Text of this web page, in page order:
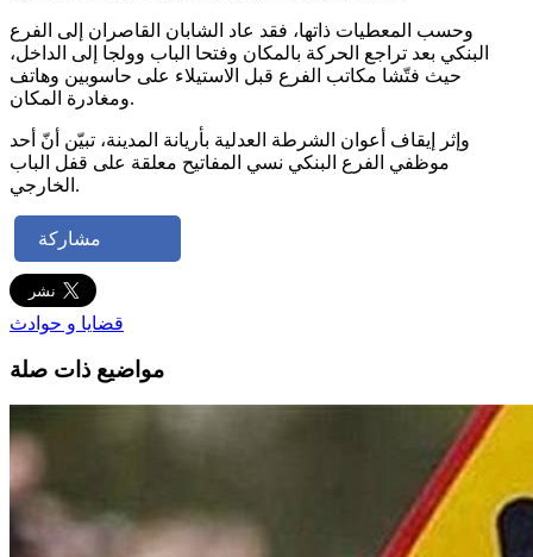
وحسب المعطيات ذاتها، فقد عاد الشابان القاصران إلى الفرع
البنكي بعد تراجع الحركة بالمكان وفتحا الباب وولجا إلى الداخل،
حيث فتّشا مكاتب الفرع قبل الاستيلاء على حاسوبين وهاتف
ومغادرة المكان.
وإثر إيقاف أعوان الشرطة العدلية بأريانة المدينة، تبيّن أنّ أحد
موظفي الفرع البنكي نسي المفاتيح معلقة على قفل الباب
الخارجي.
مشاركة
قضايا و حوادث
مواضيع ذات صلة